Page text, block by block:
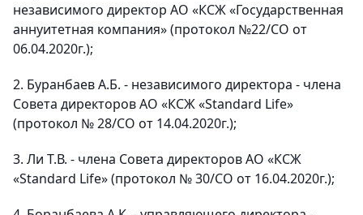
независимого директор АО «КСЖ «Государственная
аннуитетная компания» (протокол №22/СО от
06.04.2020г.);
2. Буранбаев А.Б. - независимого директора - члена
Совета директоров АО «КСЖ «Standard Life»
(протокол № 28/СО от 14.04.2020г.);
3. Ли Т.В. - члена Совета директоров АО «КСЖ
«Standard Life» (протокол № 30/СО от 16.04.2020г.);